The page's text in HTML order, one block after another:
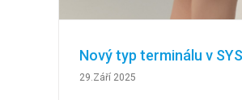
Nový typ terminálu v
29.Září 2025